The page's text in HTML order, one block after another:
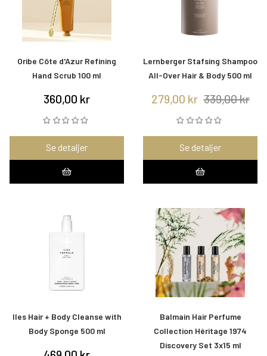
Oribe Côte d'Azur Refining
Hand Scrub 100 ml
360,00 kr
Se detaljer
Lernberger Stafsing Shampoo
All-Over Hair & Body 500 ml
279,00 kr 339,00 kr
Se detaljer
Iles Hair + Body Cleanse with
Body Sponge 500 ml
Balmain Hair Perfume
Collection Héritage 1974
Discovery Set 3x15 ml